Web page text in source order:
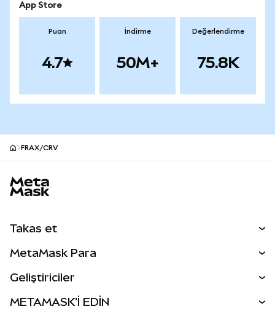
App Store
Puan
4.7
İndirme
50M+
Değerlendirme
75.8K
FRAX/CRV
Takas et
Perps
MetaMask Para
Geliştiriciler
METAMASK'İ EDİN